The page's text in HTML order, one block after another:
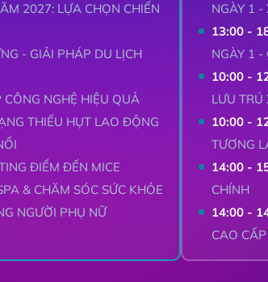
2027: LỰA CHỌN CHIẾN
- GIẢI PHÁP DU LỊCH
NGHỆ HIỆU QUẢ
THIẾU HỤT LAO ĐỘNG
ĐIỂM ĐẾN MICE
& CHĂM SÓC SỨC KHỎE
NGƯỜI PHỤ NỮ
NGÀY 1 -
13:00 -
NGÀY 1 -
10:00 -
LƯU
10:00 -
TƯƠNG
14:00 -
CHÍNH
14:00 -
CAO CẤP